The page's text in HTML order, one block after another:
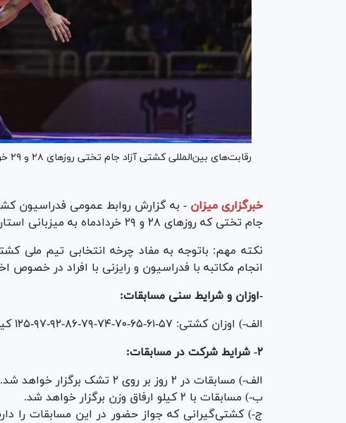
رقابت‌های بین‌المللی کشتی آزاد جام تختی روز‌های ۲۸ و ۲۹ خردادماه به میزبانی استان کرمان برگزار می‌شود.
خبرگزاری میزان - به گزارش روابط عمومی فدراسیون
جام تختی که روز‌های ۲۸ و ۲۹ خردادماه به میزبانی استان کرمان برگزار می‌شود به شرح زیر است:
نکته مهم: باتوجه به مفاد چرخه انتخابی تیم ملی
انجام مکاتبه با فدراسیون و رایزنی با افراد در خصوص
-اوزان و شرایط سنی مسابقات:
الف-) اوزان کشتی: ۵۷-۶۱-۶۵-۷۰-۷۴-۷۹-۸۶-۹۲-۹۷-۱۲۵ کیلوگرم.
۲- شرایط شرکت در مسابقات:
الف-) مسابقات در ۲ روز بر روی ۲ تشک برگزار خواهد شد.
ب-) مسابقات با ۲ کیلو ارفاق وزن برگزار خواهد شد.
ج-) کشتی‌گیرانی که جواز حضور در این مسابقات را